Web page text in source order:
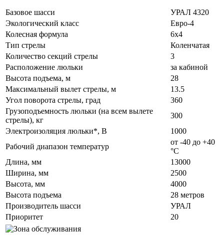
Базовое шасси
УРАЛ 4320
Экологический класс
Евро-4
Колесная формула
6х4
Тип стрелы
Коленчатая
Количество секций стрелы
3
Расположение люльки
за кабиной
Высота подъема, м
28
Максимальный вылет стрелы, м
13.5
Угол поворота стрелы, град
360
Грузоподъемность люльки (на всем вылете
стрелы), кг
300
Электроизоляция люльки*, В
1000
Рабочий диапазон температур
от -40 до +40
°С
Длина, мм
13000
Ширина, мм
2500
Высота, мм
4000
Высота подъема
28 метров
Производитель шасси
УРАЛ
Приоритет
20